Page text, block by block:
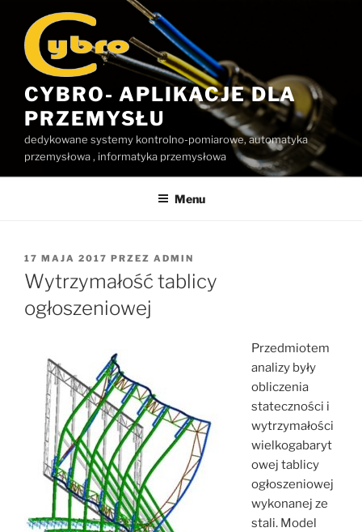
treści
CYBRO- APLIKACJE DLA
PRZEMYSŁU
dedykowane systemy kontrolno-pomiarowe, automatyka
przemysłowa , informatyka przemysłowa
Menu
OPUBLIKOWANE
W
17 MAJA 2017 PRZEZ ADMIN
Wytrzymałość tablicy
ogłoszeniowej
Przedmiotem
analizy były
obliczenia
stateczności i
wytrzymałości
wielkogabaryt
owej tablicy
ogłoszeniowej
wykonanej ze
stali. Model